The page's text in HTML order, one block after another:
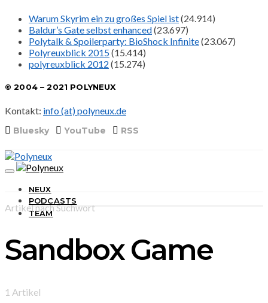
Warum Skyrim ein zu großes Spiel ist(24.914)
Baldur’s Gate selbst enhanced(23.697)
Polytalk & Spoilerparty: BioShock Infinite(23.067)
Polyreuxblick 2015(15.414)
polyreuxblick 2012 (15.274)
© 2004 – 2021 POLYNEUX
Kontakt: info (at) polyneux.de
Bluesky YouTube RSS
NEUX
PODCASTS
TEAM
Artikel nach Suchwort
Sandbox Game
1 Artikel